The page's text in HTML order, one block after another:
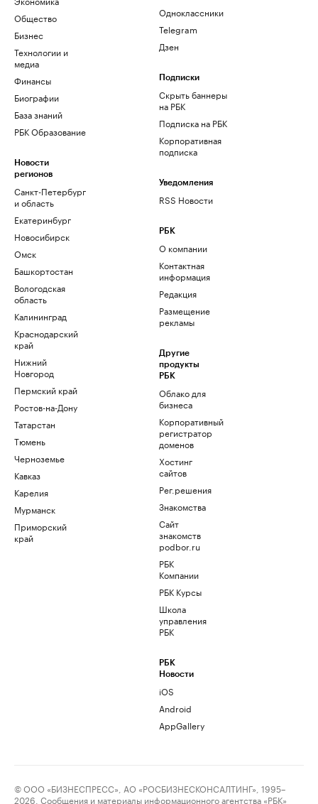
Общество
Бизнес
Технологии и
медиа
Финансы
Биографии
База знаний
РБК Образование
Новости
регионов
Санкт-Петербург
и область
Екатеринбург
Новосибирск
Омск
Башкортостан
Вологодская
область
Калининград
Краснодарский
край
Нижний
Новгород
Пермский край
Ростов-на-Дону
Татарстан
Тюмень
Черноземье
Кавказ
Карелия
Мурманск
Приморский
край
Одноклассники
Telegram
Дзен
Подписки
Скрыть баннеры
на РБК
Подписка на РБК
Корпоративная
подписка
Уведомления
RSS Новости
РБК
О компании
Контактная
информация
Редакция
Размещение
рекламы
Другие
продукты
РБК
Облако для
бизнеса
Корпоративный
регистратор
доменов
Хостинг
сайтов
Рег.решения
Знакомства
Сайт
знакомств
podbor.ru
РБК
Компании
РБК Курсы
Школа
управления
РБК
РБК
Новости
iOS
Android
AppGallery
© ООО «БИЗНЕСПРЕСС», АО «РОСБИЗНЕСКОНСАЛТИНГ», 1995–
2026. Сообщения и материалы информационного агентства «РБК»